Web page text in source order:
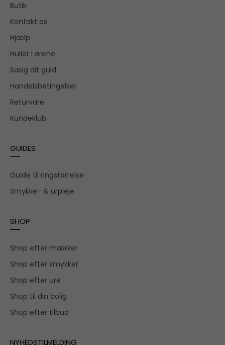
Butik
Kontakt os
Hjælp
Huller i ørene
Sælg dit guld
Handelsbetingelser
Returvare
Kundeklub
GUIDES
Guide til ringstørrelse
Smykke- & urpleje
SHOP
Shop efter mærker
Shop efter smykker
Shop efter ure
Shop til din bolig
Shop efter tilbud
NYHEDSTILMELDING